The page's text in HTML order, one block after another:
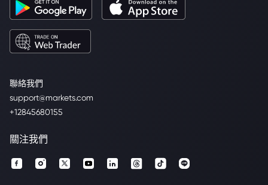
聯絡我們
support@markets.com
+12845680155
關注我們